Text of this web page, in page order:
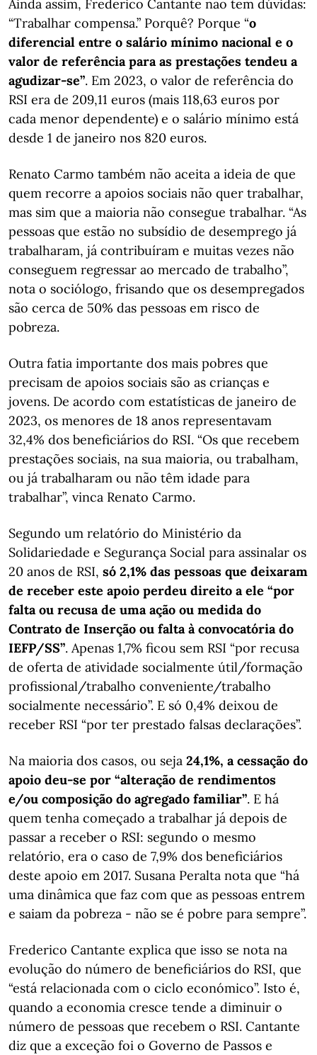
Ainda assim, Frederico Cantante não tem dúvidas:
“Trabalhar compensa.” Porquê? Porque “o
diferencial entre o salário mínimo nacional e o
valor de referência para as prestações tendeu a
agudizar-se”. Em 2023, o valor de referência do
RSI era de 209,11 euros (mais 118,63 euros por
cada menor dependente) e o salário mínimo está
desde 1 de janeiro nos 820 euros.
Renato Carmo também não aceita a ideia de que
quem recorre a apoios sociais não quer trabalhar,
mas sim que a maioria não consegue trabalhar. “As
pessoas que estão no subsídio de desemprego já
trabalharam, já contribuíram e muitas vezes não
conseguem regressar ao mercado de trabalho”,
nota o sociólogo, frisando que os desempregados
são cerca de 50% das pessoas em risco de
pobreza.
Outra fatia importante dos mais pobres que
precisam de apoios sociais são as crianças e
jovens. De acordo com estatísticas de janeiro de
2023, os menores de 18 anos representavam
32,4% dos beneficiários do RSI. “Os que recebem
prestações sociais, na sua maioria, ou trabalham,
ou já trabalharam ou não têm idade para
trabalhar”, vinca Renato Carmo.
Segundo um relatório do Ministério da
Solidariedade e Segurança Social para assinalar os
20 anos de RSI, só 2,1% das pessoas que deixaram
de receber este apoio perdeu direito a ele “por
falta ou recusa de uma ação ou medida do
Contrato de Inserção ou falta à convocatória do
IEFP/SS”. Apenas 1,7% ficou sem RSI “por recusa
de oferta de atividade socialmente útil/formação
profissional/trabalho conveniente/trabalho
socialmente necessário”. E só 0,4% deixou de
receber RSI “por ter prestado falsas declarações”.
Na maioria dos casos, ou seja 24,1%, a cessação do
apoio deu-se por “alteração de rendimentos
e/ou composição do agregado familiar”. E há
quem tenha começado a trabalhar já depois de
passar a receber o RSI: segundo o mesmo
relatório, era o caso de 7,9% dos beneficiários
deste apoio em 2017. Susana Peralta nota que “há
uma dinâmica que faz com que as pessoas entrem
e saiam da pobreza - não se é pobre para sempre”.
Frederico Cantante explica que isso se nota na
evolução do número de beneficiários do RSI, que
“está relacionada com o ciclo económico”. Isto é,
quando a economia cresce tende a diminuir o
número de pessoas que recebem o RSI. Cantante
diz que a exceção foi o Governo de Passos e